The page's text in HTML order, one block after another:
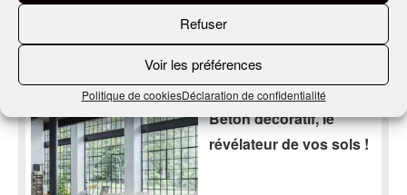
Refuser
Voir les préférences
Politique de cookiesDéclaration de confidentialité
Béton décoratif, le
révélateur de vos sols !